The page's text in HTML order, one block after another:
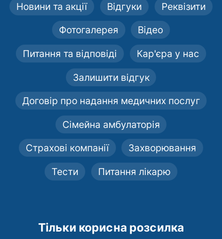
Новини та акції Відгуки Реквізити
Фотогалерея Відео
Питання та відповіді Кар'єра у нас
Залишити відгук
Договір про надання медичних послуг
Сімейна амбулаторія
Страхові компанії Захворювання
Тести Питання лікарю
Тільки корисна розсилка